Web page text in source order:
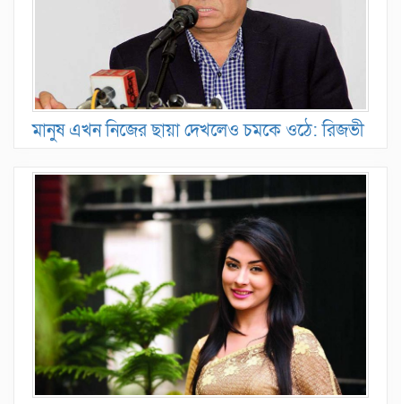
মানুষ এখন নিজের ছায়া দেখলেও চমকে ওঠে: রিজভী